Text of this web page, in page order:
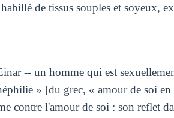
de tissus souples et soyeux,
-- un homme qui est
» [du grec, « amour de soi
contre l'amour de soi : son reflet